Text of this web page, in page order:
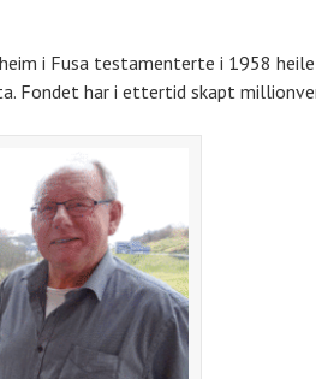
i Fusa testamenterte i 1958
Fondet har i ettertid skapt